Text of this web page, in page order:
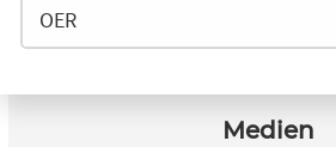
Medien